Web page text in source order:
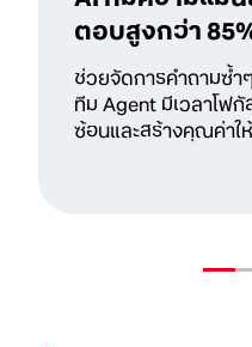
ตอบสูงกว่า
ช่วยจัดการคำถามซ้ำ
ทีม Agent มีเวลาโฟ
ซ้อนและสร้างคุณค่าใ